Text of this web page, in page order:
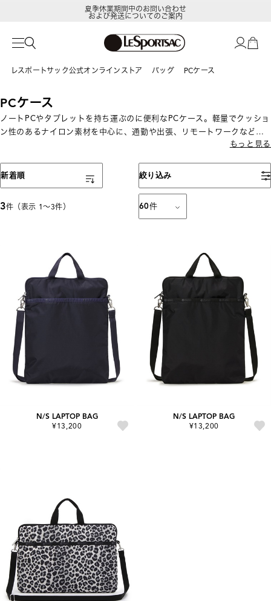
夏季休業期間中のお問い合わせ
および発送についてのご案内
レスポートサック公式オンラインストア バッグ PCケース
PCケース
ノートPCやタブレットを持ち運ぶのに便利なPCケース。軽量でクッショ
ン性のあるナイロン素材を中心に、通勤や出張、リモートワークなどの
もっと見る
絞り込み
3件（表示 1〜3件） 60件
表示順
新着順
N/S LAPTOP BAG
¥13,200
N/S LAPTOP BAG
¥13,200